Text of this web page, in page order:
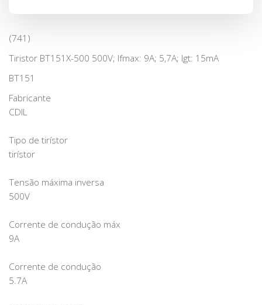
(741)
Tiristor BT151X-500 500V; Ifmax: 9A; 5,7A; Igt: 15mA
BT151
Fabricante
CDIL
Tipo de tirístor
tirístor
Tensão máxima inversa
500V
Corrente de condução máx
9A
Corrente de condução
5.7A